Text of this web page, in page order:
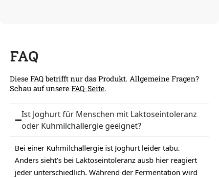
FAQ
Diese FAQ betrifft nur das Produkt. Allgemeine Fragen?
Schau auf unsere FAQ-Seite.
Ist Joghurt für Menschen mit Laktoseintoleranz
oder Kuhmilchallergie geeignet?
Bei einer Kuhmilchallergie ist Joghurt leider tabu.
Anders sieht’s bei Laktoseintoleranz ausb hier reagiert
jeder unterschiedlich. Während der Fermentation wird